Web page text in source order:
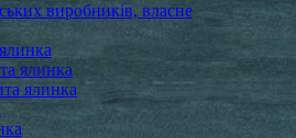
виробників, власне
ялинка
ялинка